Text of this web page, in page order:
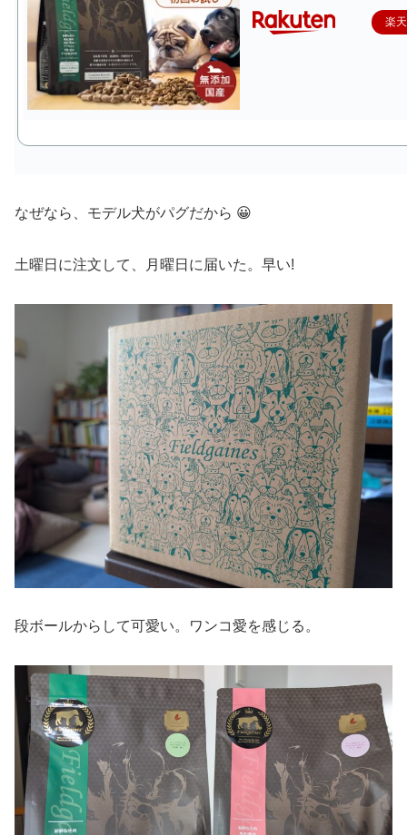
楽
なぜなら、モデル犬がパグだから 😀
土曜日に注文して、月曜日に届いた。早い!
段ボールからして可愛い。ワンコ愛を感じる。